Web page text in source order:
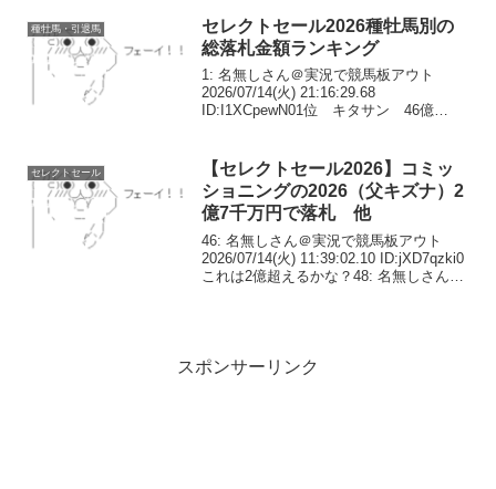
種牡馬・引退馬
セレクトセール2026種牡馬別の
総落札金額ランキング
1: 名無しさん＠実況で競馬板アウト
2026/07/14(火) 21:16:29.68
ID:I1XCpewN01位 キタサン 46億
F4 18億...
セレクトセール
【セレクトセール2026】コミッ
ショニングの2026（父キズナ）2
億7千万円で落札 他
46: 名無しさん＠実況で競馬板アウト
2026/07/14(火) 11:39:02.10 ID:jXD7qzki0
これは2億超えるかな？48: 名無しさん＠
スポンサーリンク